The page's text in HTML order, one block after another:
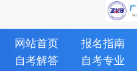
网站首页 报名指南
自考解答
自考专业